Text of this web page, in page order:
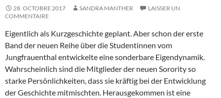
28. OCTOBRE 2017 SANDRA MANTHER
LAISSER UN
COMMENTAIRE
Eigentlich als Kurzgeschichte geplant. Aber schon der erste
Band der neuen Reihe über die Studentinnen vom
Jungfrauenthal entwickelte eine sonderbare Eigendynamik.
Wahrscheinlich sind die Mitglieder der neuen Sorority so
starke Persönlichkeiten, dass sie kräftig bei der Entwicklung
der Geschichte mitmischten. Herausgekommen ist eine